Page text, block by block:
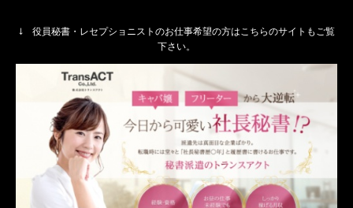
↓ 役員秘書・レセプショニストのお仕事希望の方はこちらのサイトもご覧
下さい。